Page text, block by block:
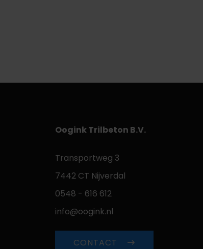
Oogink Trilbeton B.V.
Transportweg 3
7442 CT Nijverdal
0548 - 616 612
info@oogink.nl
CONTACT